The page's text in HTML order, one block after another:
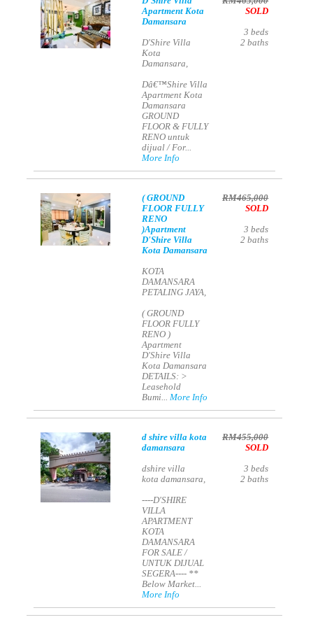
Apartment Kota
Damansara
D'Shire Villa
Kota
Damansara,
Dâ€™Shire Villa
Apartment Kota
Damansara
GROUND
FLOOR & FULLY
RENO untuk
dijual / For...
More Info
SOLD
3 beds
2 baths
( GROUND
FLOOR FULLY
RENO
)Apartment
D'Shire Villa
Kota Damansara
KOTA
DAMANSARA
PETALING JAYA,
( GROUND
FLOOR FULLY
RENO )
Apartment
D'Shire Villa
Kota Damansara
DETAILS: >
Leasehold
Bumi...More Info
RM465,000
SOLD
3 beds
2 baths
d shire villa kota
damansara
dshire villa
kota damansara,
----D'SHIRE
VILLA
APARTMENT
KOTA
DAMANSARA
FOR SALE /
UNTUK DIJUAL
SEGERA---- **
Below Market...
More Info
RM455,000
SOLD
3 beds
2 baths